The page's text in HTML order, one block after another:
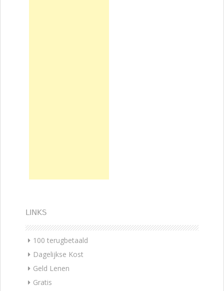
LINKS
100 terugbetaald
Dagelijkse Kost
Geld Lenen
Gratis